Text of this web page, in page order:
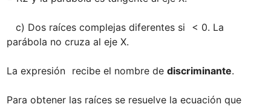
   c) Dos raíces complejas diferentes si
< 0. La
parábola no cruza al eje X.
La expresión recibe el nombre de discriminante.
Para obtener las raíces se resuelve la ecuación que